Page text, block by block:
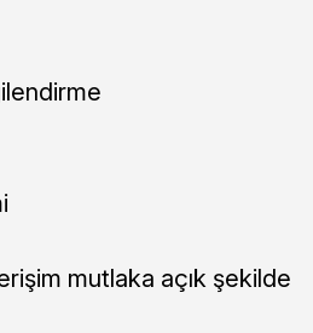
mutlaka açık şekilde